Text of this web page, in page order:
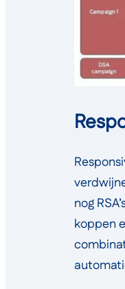
nog
koppen